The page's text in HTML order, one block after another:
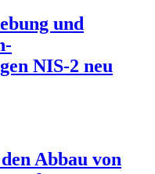
und
NIS-2 neu
Abbau von